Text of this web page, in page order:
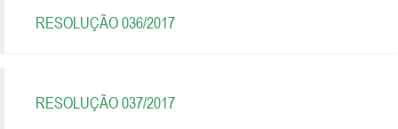
RESOLUÇÃO 036/2017
RESOLUÇÃO 037/2017